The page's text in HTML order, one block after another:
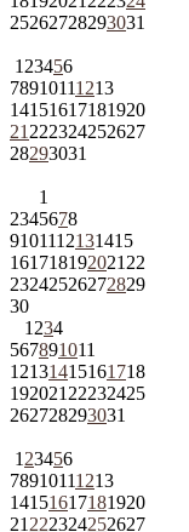
25262728293031
1 23456
78910111213
14151617181920
21 222324252627
28293031
1
2345678
9101112131415
161718192021 22
23242526272829
30
1 234
567891011
12131415161718
192021 22232425
262728293031
1 23456
78910111213
14151617181920
21 222324252627